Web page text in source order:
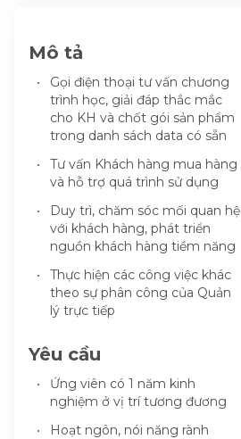
Mô tả
Gọi điện thoại tư vấn chương
trình học, giải đáp thắc mắc
cho KH và chốt gói sản phẩm
trong danh sách data có sẵn
Tư vấn Khách hàng mua hàng
và hỗ trợ quá trình sử dụng
Duy trì, chăm sóc mối quan hệ
với khách hàng, phát triển
nguồn khách hàng tiềm năng
Thực hiện các công việc khác
theo sự phân công của Quản
lý trực tiếp
Yêu cầu
Ứng viên có 1 năm kinh
nghiệm ở vị trí tương đương
Hoạt ngôn, nói năng rành